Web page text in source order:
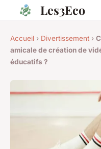
Les3Eco
Accueil › Divertissement ›
amicale de création de
éducatifs ?